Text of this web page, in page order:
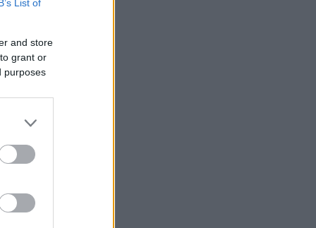
List of
and store
grant or
purposes